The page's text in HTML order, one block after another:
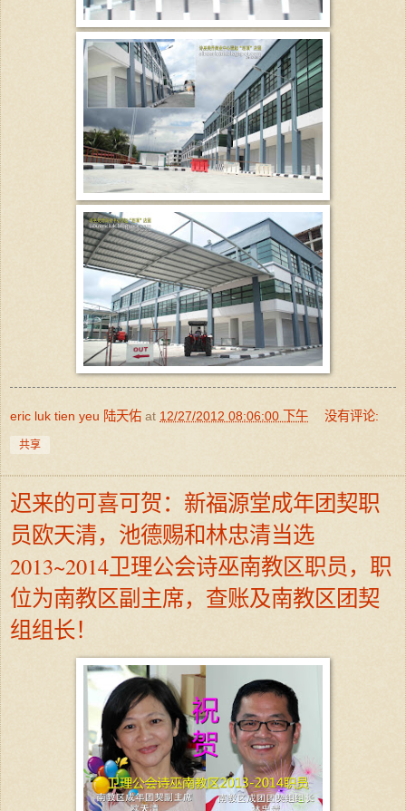
eric luk tien yeu 陆天佑 at 12/27/2012 08:06:00 下午 没有评论:
共享
迟来的可喜可贺：新福源堂成年团契职
员欧天清，池德赐和林忠清当选
2013~2014卫理公会诗巫南教区职员，职
位为南教区副主席，查账及南教区团契
组组长！